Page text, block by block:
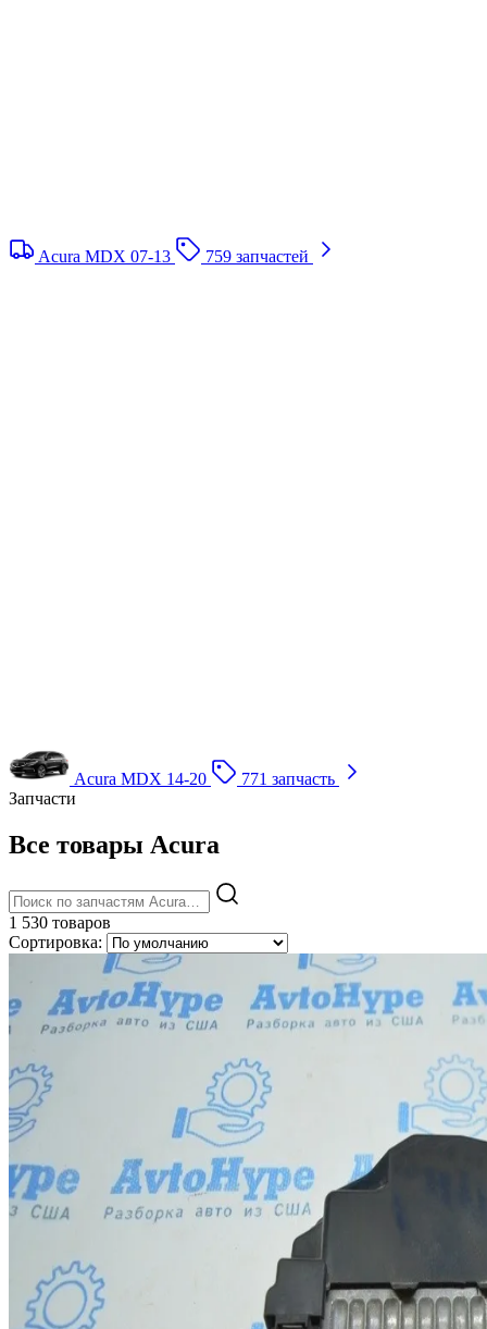
Acura MDX 07-13 759 запчастей
Acura MDX 14-20
771 запчасть
Запчасти
Все товары Acura
1 530 товаров
Сортировка: